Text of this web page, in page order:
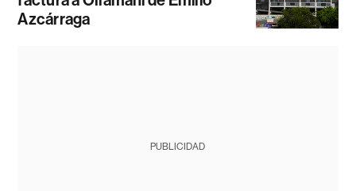
Azcárraga
PUBLICIDAD